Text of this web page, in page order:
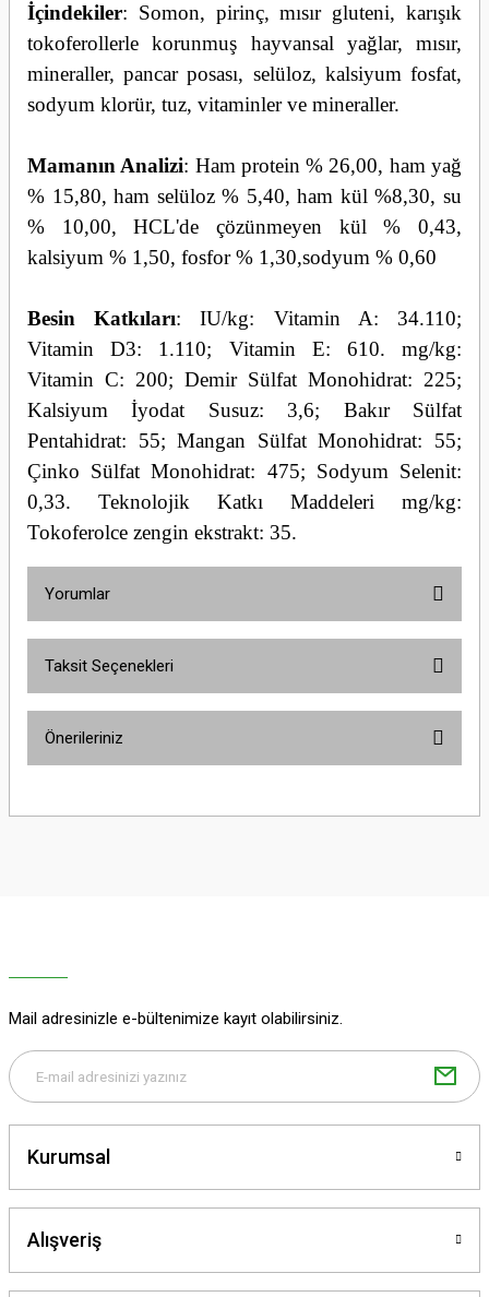
İçindekiler: Somon, pirinç, mısır gluteni, karışık
tokoferollerle korunmuş hayvansal yağlar, mısır,
mineraller, pancar posası, selüloz, kalsiyum fosfat,
sodyum klorür, tuz, vitaminler ve mineraller.
Mamanın Analizi: Ham protein % 26,00, ham yağ
% 15,80, ham selüloz % 5,40, ham kül %8,30, su
% 10,00, HCL'de çözünmeyen kül % 0,43,
kalsiyum % 1,50, fosfor % 1,30,sodyum % 0,60
Besin Katkıları: IU/kg: Vitamin A: 34.110;
Vitamin D3: 1.110; Vitamin E: 610. mg/kg:
Vitamin C: 200; Demir Sülfat Monohidrat: 225;
Kalsiyum İyodat Susuz: 3,6; Bakır Sülfat
Pentahidrat: 55; Mangan Sülfat Monohidrat: 55;
Çinko Sülfat Monohidrat: 475; Sodyum Selenit:
0,33. Teknolojik Katkı Maddeleri mg/kg:
Tokoferolce zengin ekstrakt: 35.
Yorumlar
Taksit Seçenekleri
Önerileriniz
yetersiz gördüğünüz noktaları öneri formunu kullanarak tarafımıza
Bu ürüne benzer farklı alternatifler olmalı.
Mail adresinizle e-bültenimize kayıt olabilirsiniz.
Kurumsal
Alışveriş